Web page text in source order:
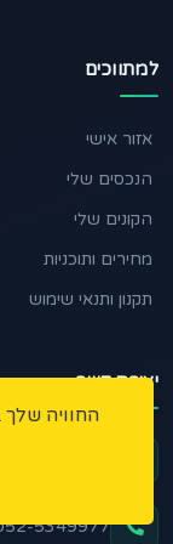
למתווכים
אזור אישי
הנכסים שלי
הקונים שלי
מחירים ותוכניות
תקנון ותנאי שימוש
יצירת קשר
5349977
החוויה